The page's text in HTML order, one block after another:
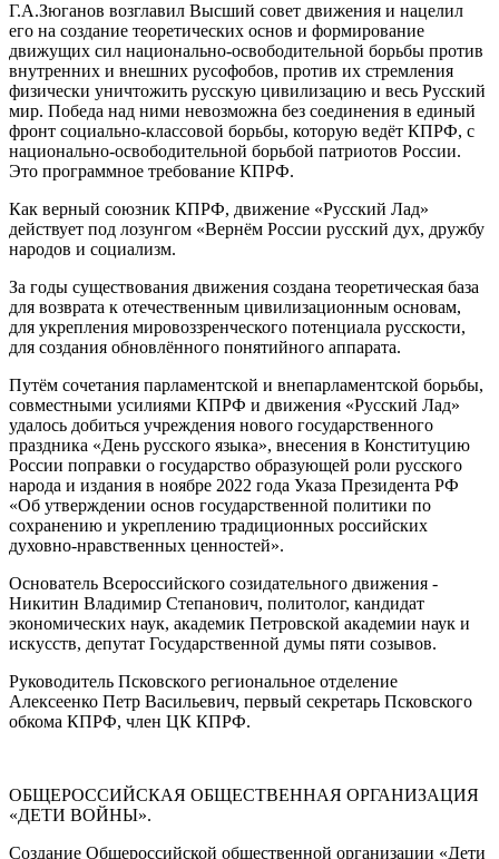
Г.А.Зюганов возглавил Высший совет движения и нацелил
его на создание теоретических основ и формирование
движущих сил национально-освободительной борьбы против
внутренних и внешних русофобов, против их стремления
физически уничтожить русскую цивилизацию и весь Русский
мир. Победа над ними невозможна без соединения в единый
фронт социально-классовой борьбы, которую ведёт КПРФ, с
национально-освободительной борьбой патриотов России.
Это программное требование КПРФ.
Как верный союзник КПРФ, движение «Русский Лад»
действует под лозунгом «Вернём России русский дух, дружбу
народов и социализм.
За годы существования движения создана теоретическая база
для возврата к отечественным цивилизационным основам,
для укрепления мировоззренческого потенциала русскости,
для создания обновлённого понятийного аппарата.
Путём сочетания парламентской и внепарламентской борьбы,
совместными усилиями КПРФ и движения «Русский Лад»
удалось добиться учреждения нового государственного
праздника «День русского языка», внесения в Конституцию
России поправки о государство образующей роли русского
народа и издания в ноябре 2022 года Указа Президента РФ
«Об утверждении основ государственной политики по
сохранению и укреплению традиционных российских
духовно-нравственных ценностей».
Основатель Всероссийского созидательного движения -
Никитин Владимир Степанович, политолог, кандидат
экономических наук, академик Петровской академии наук и
искусств, депутат Государственной думы пяти созывов.
Руководитель Псковского региональное отделение
Алексеенко Петр Васильевич, первый секретарь Псковского
обкома КПРФ, член ЦК КПРФ.
ОБЩЕРОССИЙСКАЯ ОБЩЕСТВЕННАЯ ОРГАНИЗАЦИЯ
«ДЕТИ ВОЙНЫ».
Создание Общероссийской общественной организации «Дети